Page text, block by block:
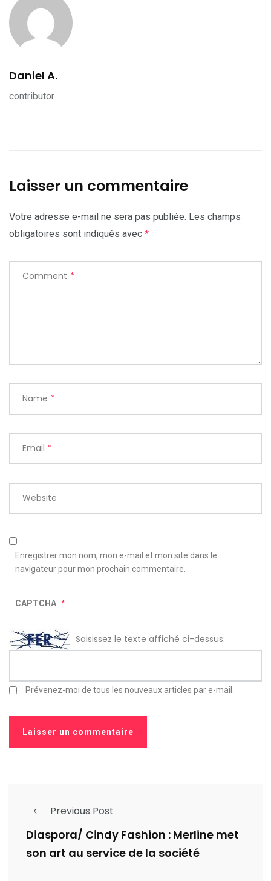
Daniel A.
contributor
Laisser un commentaire
Votre adresse e-mail ne sera pas publiée. Les champs
obligatoires sont indiqués avec *
Comment *
Name *
Email *
Website
Enregistrer mon nom, mon e-mail et mon site dans le
navigateur pour mon prochain commentaire.
CAPTCHA *
Saisissez le texte affiché ci-dessus:
Prévenez-moi de tous les nouveaux articles par e-mail.
Previous Post
Diaspora/ Cindy Fashion : Merline met
son art au service de la société